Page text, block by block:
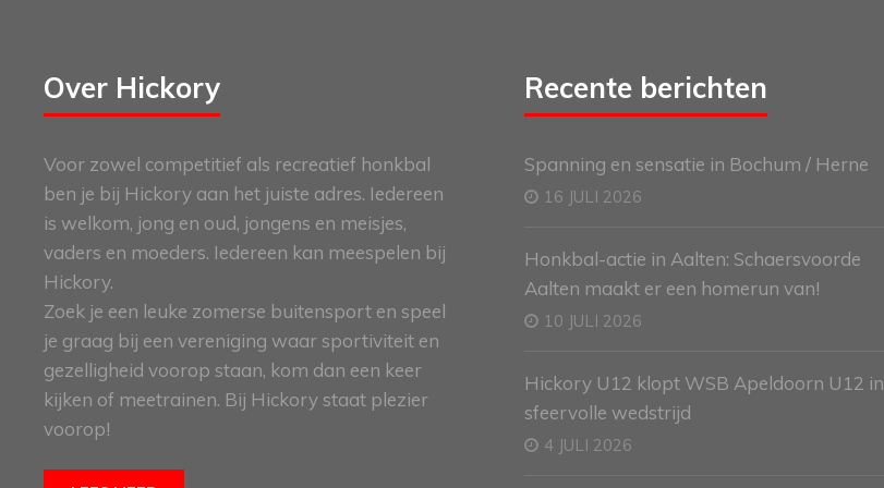
Over Hickory
Voor zowel competitief als recreatief honkbal
ben je bij Hickory aan het juiste adres. Iedereen
is welkom, jong en oud, jongens en meisjes,
vaders en moeders. Iedereen kan meespelen bij
Hickory.
Zoek je een leuke zomerse buitensport en speel
je graag bij een vereniging waar sportiviteit en
gezelligheid voorop staan, kom dan een keer
kijken of meetrainen. Bij Hickory staat plezier
voorop!
Recente berichten
Spanning en sensatie in Bochum / Herne
16 JULI 2026
Honkbal-actie in Aalten: Schaersvoorde
Aalten maakt er een homerun van!
10 JULI 2026
Hickory U12 klopt WSB Apeldoorn U12 in
sfeervolle wedstrijd
4 JULI 2026